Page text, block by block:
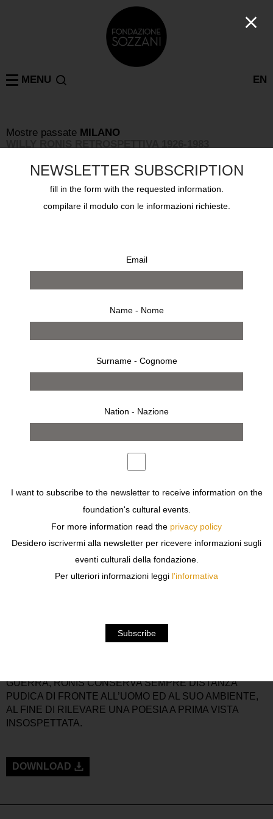
EN
MENU
Mostre passate MILANO
comunicato stampa opere
bio
“GEOMETRIE MODULATE DAL CUORE” REALIZZATE “IN
OBIETTIVO PRECISO, SUL FILO DEL CASO”.
QUESTO RACCONTO PER IMMAGINI (149) DI WILLY
RONIS, FOTOGRAFO POETA, PASSEGGIATORE
LEGATO AGLI AVVENIMENTI STORICI CHE HANNO
CARATTERIZZATO LA SUA EPOCA – CLASSE 1910 -,
GUERRA, RONIS CONSERVA SEMPRE DISTANZA
PUDICA DI FRONTE ALL’UOMO ED AL SUO AMBIENTE,
AL FINE DI RILEVARE UNA POESIA A PRIMA VISTA
INSOSPETTATA.
DOWNLOAD
NEWSLETTER SUBSCRIPTION
fill in the form with the requested information.
compilare il modulo con le informazioni richieste.
Email
Name - Nome
Surname - Cognome
Nation - Nazione
I want to subscribe to the newsletter to receive information on the
foundation's cultural events.
For more information read the privacy policy
Desidero iscrivermi alla newsletter per ricevere informazioni sugli
eventi culturali della fondazione.
Per ulteriori informazioni leggi l'informativa